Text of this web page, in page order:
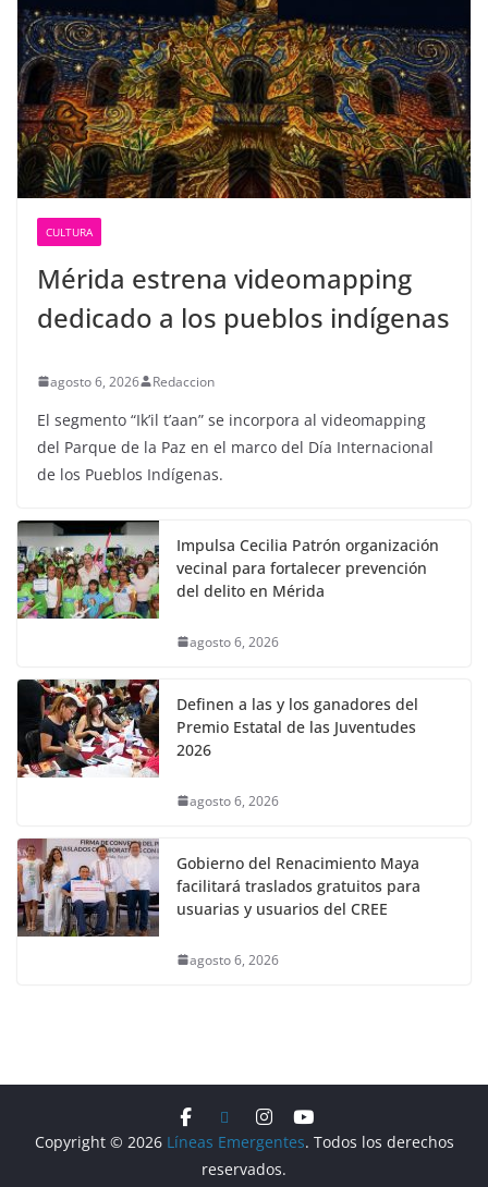
CULTURA
Mérida estrena videomapping
dedicado a los pueblos indígenas
agosto 6, 2026 Redaccion
El segmento “Ik’il t’aan” se incorpora al videomapping
del Parque de la Paz en el marco del Día Internacional
de los Pueblos Indígenas.
Impulsa Cecilia Patrón organización
vecinal para fortalecer prevención
del delito en Mérida
agosto 6, 2026
Definen a las y los ganadores del
Premio Estatal de las Juventudes
2026
agosto 6, 2026
Gobierno del Renacimiento Maya
facilitará traslados gratuitos para
usuarias y usuarios del CREE
agosto 6, 2026
Copyright © 2026 Líneas Emergentes. Todos los derechos
reservados.